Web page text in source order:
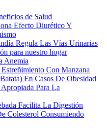
de Salud
Efecto Diurético Y
Regula Las Vías Urinarias
para nuestro hogar
Anemia
Con Manzana
En Casos De Obesidad
Para La
Facilita La Digestión
Colesterol Consumiendo